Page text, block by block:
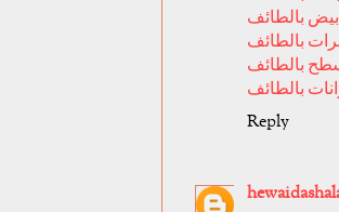
بالطائف
بالطائف
بالطائف
بالطائف
Reply